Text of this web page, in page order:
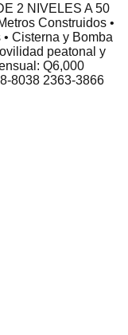
2 NIVELES A 50
Construidos •
Cisterna y Bomba
peatonal y
Q6,000
8038 2363-3866